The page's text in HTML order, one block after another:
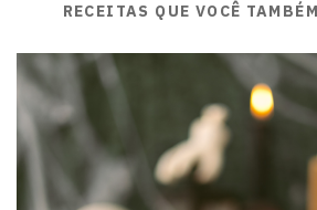
RECEITAS QUE VOCÊ